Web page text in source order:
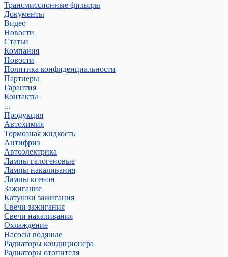
Трансмиссионные фильтры
Документы
Видео
Новости
Статьи
Компания
Новости
Политика конфиденциальности
Партнеры
Гарантия
Контакты
...
Продукция
Автохимия
Тормозная жидкость
Антифриз
Автоэлектрика
Лампы галогеновые
Лампы накаливания
Лампы ксенон
Зажигание
Катушки зажигания
Свечи зажигания
Свечи накаливания
Охлаждение
Насосы водяные
Радиаторы кондиционера
Радиаторы отопителя